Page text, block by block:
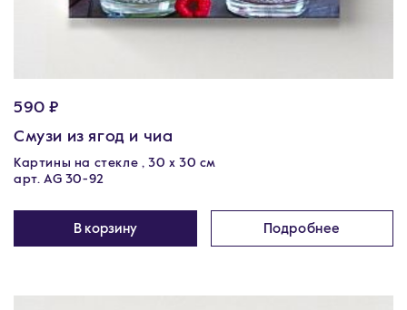
590 ₽
Смузи из ягод и чиа
Картины на стекле , 30 x 30 см
арт. AG 30-92
В корзину Подробнее